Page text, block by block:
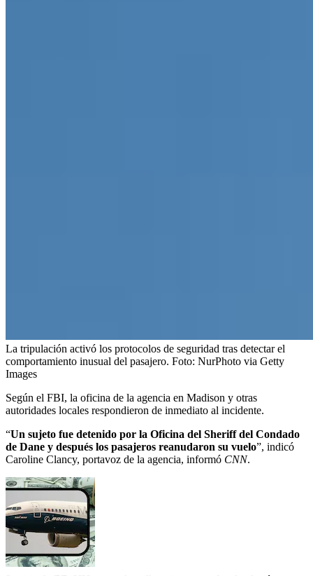
La tripulación activó los protocolos de seguridad tras detectar el
comportamiento inusual del pasajero. Foto: NurPhoto via Getty
Images
Según el FBI, la oficina de la agencia en Madison y otras
autoridades locales respondieron de inmediato al incidente.
“Un sujeto fue detenido por la Oficina del Sheriff del Condado
de Dane y después los pasajeros reanudaron su vuelo”, indicó
Caroline Clancy, portavoz de la agencia, informó CNN.